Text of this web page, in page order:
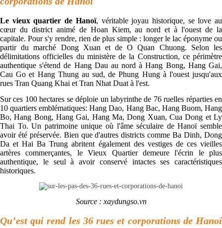
Le vieux quartier de Hanoï, véritable joyau historique, se love au
cœur du district animé de Hoan Kiem, au nord et à l'ouest de la
capitale. Pour s'y rendre, rien de plus simple : longer le lac éponyme ou
partir du marché Dong Xuan et de O Quan Chuong. Selon les
délimitations officielles du ministère de la Construction, ce périmètre
authentique s'étend de Hang Dau au nord à Hang Bong, Hang Gai,
Cau Go et Hang Thung au sud, de Phung Hung à l'ouest jusqu'aux
rues Tran Quang Khai et Tran Nhat Duat à l'est.
Sur ces 100 hectares se déploie un labyrinthe de 76 ruelles réparties en
10 quartiers emblématiques: Hang Dao, Hang Bac, Hang Buom, Hang
Bo, Hang Bong, Hang Gai, Hang Ma, Dong Xuan, Cua Dong et Ly
Thai To. Un patrimoine unique où l'âme séculaire de Hanoï semble
avoir été préservée. Bien que d'autres districts comme Ba Dinh, Dong
Da et Hai Ba Trung abritent également des vestiges de ces vieilles
artères commerçantes, le Vieux Quartier demeure l'écrin le plus
authentique, le seul à avoir conservé intactes ses caractéristiques
historiques.
Source : xaydungso.vn
Qu’est qui rend les 36 rues et corporations de Hanoi